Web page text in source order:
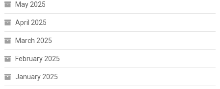
May 2025
April 2025
March 2025
February 2025
January 2025